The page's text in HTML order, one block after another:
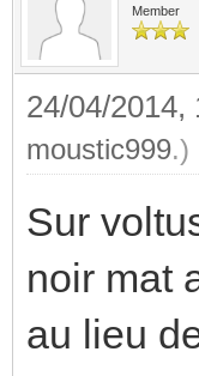
Member
24/04/2014,
moustic999.)
Sur
noir mat
au lieu